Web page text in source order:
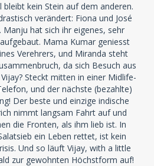
kein Stein auf dem anderen.
verändert: Fiona und José
Manju hat sich ihr eigenes, sehr
Mama Kumar geniesst
Verehrers, und Miranda steht
da sich Besuch aus
Steckt mitten in einer Midlife-
und der nächste (bezahlte)
Der beste und einzige indische
nimmt langsam Fahrt auf und
die Fronten, als ihm lieb ist. In
ein Leben rettet, ist kein
Und so läuft Vijay, with a little
zur gewohnten Höchstform auf!